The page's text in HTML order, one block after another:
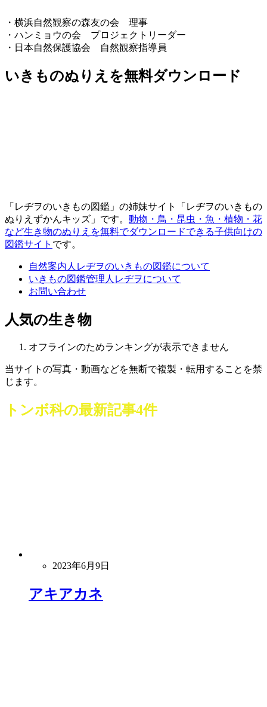
・横浜自然観察の森友の会 理事
・ハンミョウの会 プロジェクトリーダー
・日本自然保護協会 自然観察指導員
いきものぬりえを無料ダウンロード
「レヂヲのいきもの図鑑」の姉妹サイト「レヂヲのいきもの
ぬりえずかんキッズ」です。 動物・鳥・昆虫・魚・植物・花
など生き物のぬりえを無料でダウンロードできる子供向けの
図鑑サイト です。
自然案内人レヂヲのいきもの図鑑について
いきもの図鑑管理人レヂヲについて
お問い合わせ
人気の生き物
オフラインのためランキングが表示できません
当サイトの写真・動画などを無断で複製・転用することを禁
じます。
トンボ科の最新記事4件
2023年6月9日
アキアカネ